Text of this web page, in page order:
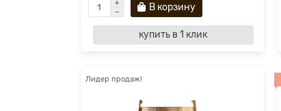
В корзину
купить в 1 клик
Лидер продаж!